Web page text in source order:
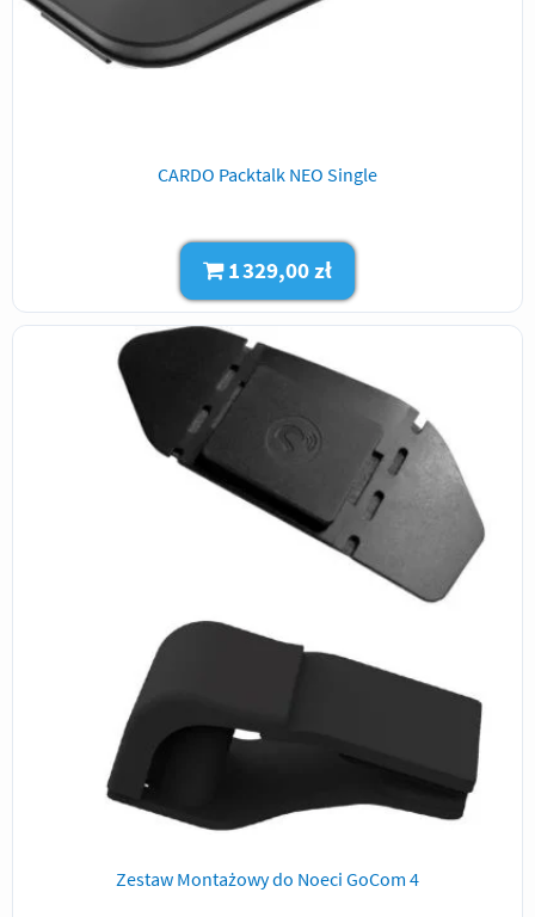
CARDO Packtalk NEO Single
1 329,00 zł
Zestaw Montażowy do Noeci GoCom 4